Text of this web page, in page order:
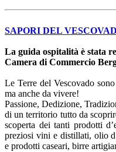
SAPORI DEL
La guida ospitalità è stata
Camera di Commercio
Le Terre del Vescovado
ma anche da vivere!
Passione, Dedizione,
di un territorio tutto da
scoperta dei tanti prodotti
preziosi vini e distillati, olio
e prodotti caseari, birre